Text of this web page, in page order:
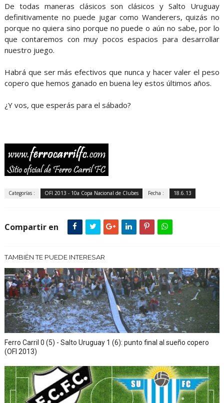
De todas maneras clásicos son clásicos y Salto Uruguay
definitivamente no puede jugar como Wanderers, quizás no
porque no quiera sino porque no puede o aún no sabe, por lo
que contaremos con muy pocos espacios para desarrollar
nuestro juego.
Habrá que ser más efectivos que nunca y hacer valer el peso
copero que hemos ganado en buena ley estos últimos años.
¿Y vos, que esperás para el sábado?
Categorías : OFI 2013 - 10a Copa Nacional de Clubes Fecha : 18.6.13
Compartir en
TAMBIÉN TE PUEDE INTERESAR
Ferro Carril 0 (5) - Salto Uruguay 1 (6): punto final al sueño copero
(OFI 2013)